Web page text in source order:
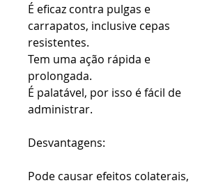
É eficaz contra pulgas e
carrapatos, inclusive cepas
resistentes.
Tem uma ação rápida e
prolongada.
É palatável, por isso é fácil de
administrar.
Desvantagens:
Pode causar efeitos colaterais,